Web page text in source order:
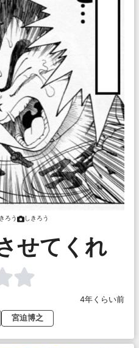
ろう しきろう
せてくれ
4年くらい前
宮迫博之